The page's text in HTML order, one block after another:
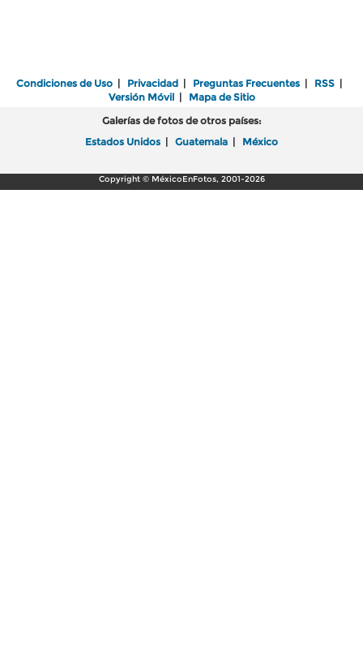
Condiciones de Uso | Privacidad | Preguntas Frecuentes | RSS |
Versión Móvil| Mapa de Sitio
Galerías de fotos de otros países:
Estados Unidos | Guatemala | México
Copyright © MéxicoEnFotos, 2001-2026